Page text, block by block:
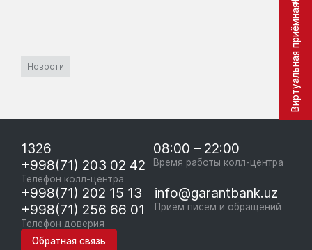
Новости
1326
+998(71) 203 02 42
Телефон колл-центра
08:00 – 22:00
Время работы колл-центра
+998(71) 202 15 13
+998(71) 256 66 01
Телефон доверия
info@garantbank.uz
Приём писем и обращений
Обратная связь
Виртуальная приёмная